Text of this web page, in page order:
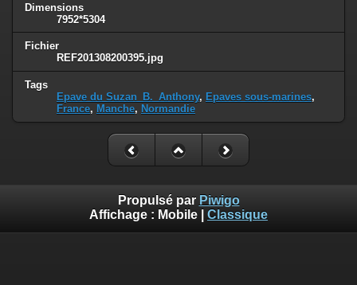
Dimensions
7952*5304
Fichier
REF201308200395.jpg
Tags
Epave du Suzan_B._Anthony, Epaves sous-marines,
France, Manche, Normandie
Propulsé par Piwigo
Affichage : Mobile Classique